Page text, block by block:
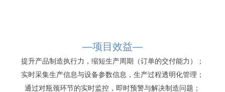
—项目效益—
提升产品制造执行力，缩短生产周期（订单的交付能力）；
实时采集生产信息与设备参数信息，生产过程透明化管理；
通过对瓶颈环节的实时监控，即时预警与解决制造问题；